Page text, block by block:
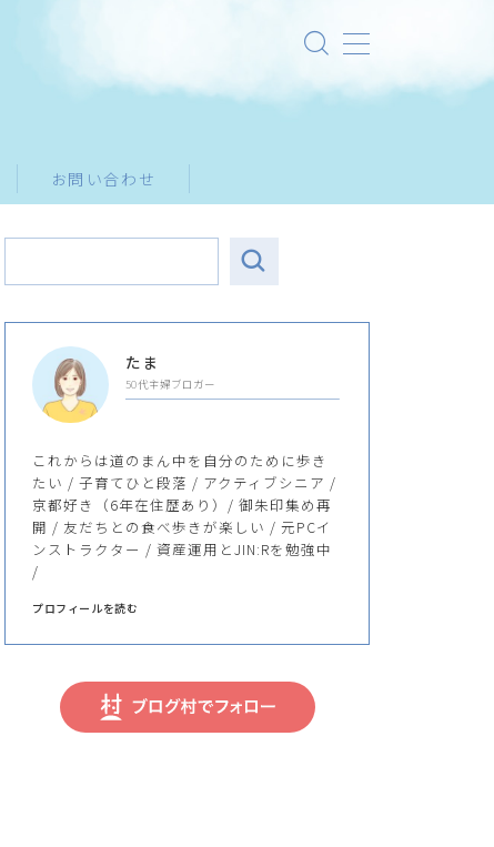
お問い合わせ
たま
50代主婦ブロガー
これからは道のまん中を自分のために歩き
たい / 子育てひと段落 / アクティブシニア /
京都好き（6年在住歴あり）/ 御朱印集め再
開 / 友だちとの食べ歩きが楽しい / 元PCイ
ンストラクター / 資産運用とJIN:Rを勉強中
/
プロフィールを読む